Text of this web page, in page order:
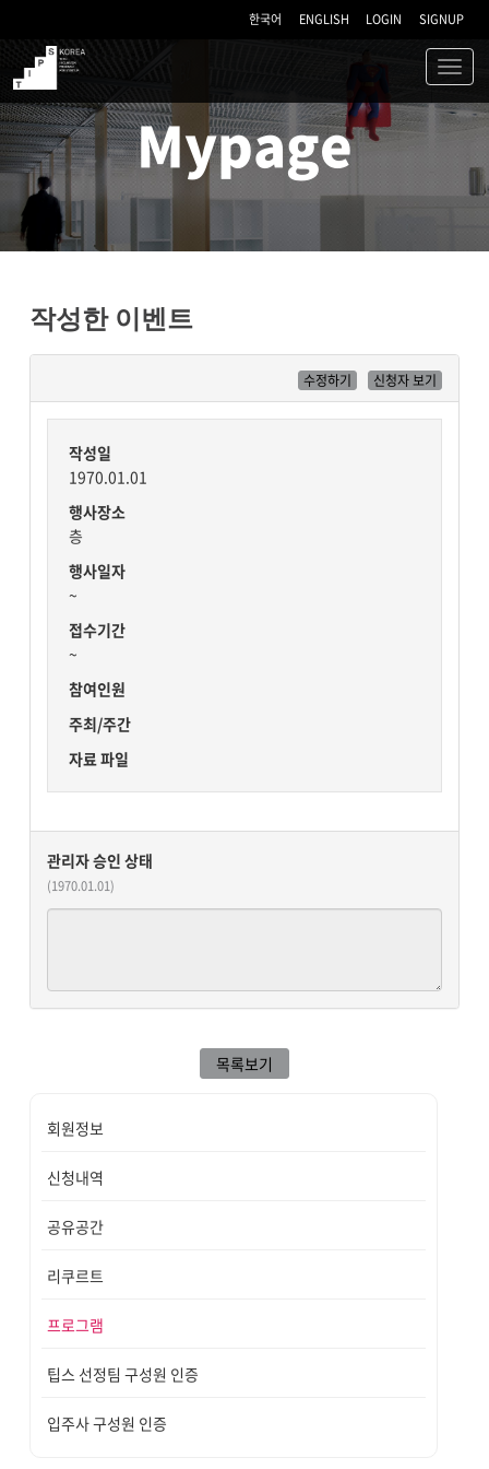
한국어 ENGLISH LOGIN SIGNUP
TIPS
Mypage
작성한 이벤트
수정하기 신청자 보기
작성일
1970.01.01
행사장소
층
행사일자
~
접수기간
~
참여인원
주최/주간
자료 파일
관리자 승인 상태
(1970.01.01)
목록보기
회원정보
신청내역
공유공간
리쿠르트
프로그램
팁스 선정팀 구성원 인증
입주사 구성원 인증